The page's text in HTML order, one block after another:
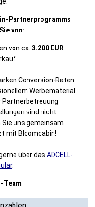
Partnerprogramms
von:
von ca. 3.200 EUR
Conversion-Raten
Werbematerial
Part­ner­be­treu­ung
sind nicht
uns gemeinsam
mit Bloomcabin!
über das ADCELL-
.
Team